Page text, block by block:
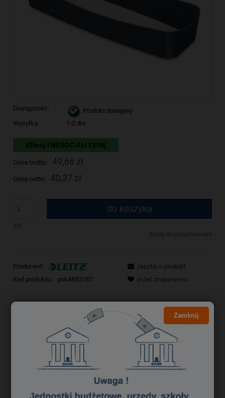
Dostępność:
Produkt dostępny
Wysyłka:
1-2 dni
Kliknij i NEGOCJUJ CENĘ
Cena brutto: 49,66 zł
Cena netto: 40,37 zł
do koszyka
dodaj do przechowalni
Producent:
Kod produktu:
pok4882187
zapytaj o produkt
poleć znajomemu
Bezpieczeństwo
Dzięki kolekcji Leitz Cosy poczujesz się jak w domu, gdziekolwiek
zaprowadzą Cię obowiązki zawodowe. Minimalistyczne, dwukolorowe
wzornictwo i zachęcające matowe wykończenie sprawią, że Twoje
miejsce pracy będzie bardziej stylowe i kolorowe. Ten solidny
podłużny organizer stwarza możliwość eleganckiego przechowywania
Zamknij